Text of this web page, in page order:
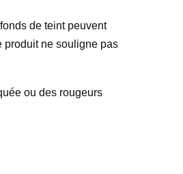
de teint peuvent
produit ne souligne pas
ou des rougeurs